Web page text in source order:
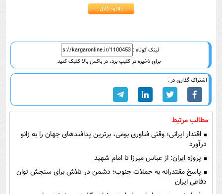
لینک کوتاه :
برای ذخیره در کلیپ برد، در باکس بالا کلیک کنید
اشتراک گذاری در :
مطالب مرتبط
اقتدار ایرانی؛ وقتی فناوری بومی، برترین پدافندهای جهان را به زانو
درآورد
پروژه ایران: از عباس میرزا تا امام شهید
پاسخ مقتدرانه به حملات جنوب؛ دشمن در تلاش برای سنجش توان
دفاعی ایران